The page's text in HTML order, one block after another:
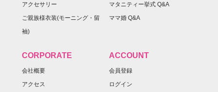
アクセサリー
ご親族様衣装(モーニング・留
袖)
マタニティー挙式 Q&A
ママ婚 Q&A
CORPORATE
会社概要
アクセス
ACCOUNT
会員登録
ログイン